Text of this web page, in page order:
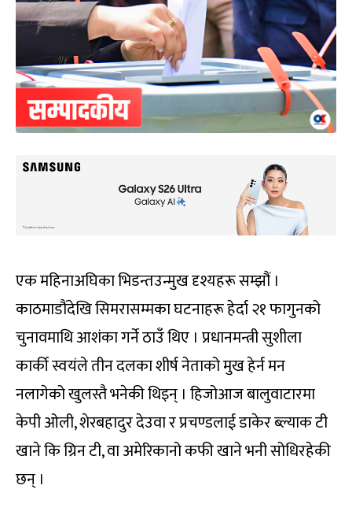
एक महिनाअघिका भिडन्तउन्मुख दृश्यहरू सम्झौं ।
काठमाडौंदेखि सिमरासम्मका घटनाहरू हेर्दा २१ फागुनको
चुनावमाथि आशंका गर्ने ठाउँ थिए । प्रधानमन्त्री सुशीला
कार्की स्वयंले तीन दलका शीर्ष नेताको मुख हेर्न मन
नलागेको खुलस्तै भनेकी थिइन् । हिजोआज बालुवाटारमा
केपी ओली, शेरबहादुर देउवा र प्रचण्डलाई डाकेर ब्ल्याक टी
खाने कि ग्रिन टी, वा अमेरिकानो कफी खाने भनी सोधिरहेकी
छन् ।